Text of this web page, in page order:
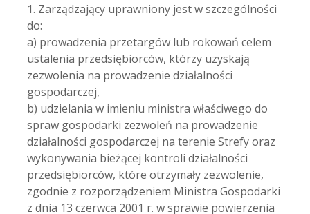
1. Zarządzający uprawniony jest w szczególności
do:
a) prowadzenia przetargów lub rokowań celem
ustalenia przedsiębiorców, którzy uzyskają
zezwolenia na prowadzenie działalności
gospodarczej,
b) udzielania w imieniu ministra właściwego do
spraw gospodarki zezwoleń na prowadzenie
działalności gospodarczej na terenie Strefy oraz
wykonywania bieżącej kontroli działalności
przedsiębiorców, które otrzymały zezwolenie,
zgodnie z rozporządzeniem Ministra Gospodarki
z dnia 13 czerwca 2001 r. w sprawie powierzenia